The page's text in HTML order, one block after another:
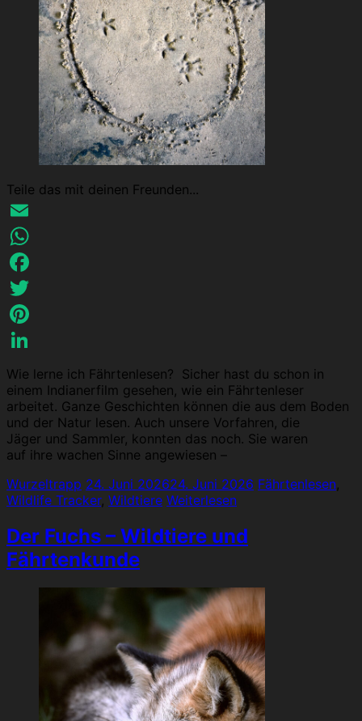
Teile das mit deinen Freunden...
Email
WhatsApp
Facebook
Twitter
Pinterest
LinkedIn
Wie lerne ich Fährtenlesen? Sicher hast du schon in
einem Indianerfilm gesehen, wie ein Fährtenleser
arbeitet. Ganze Geschichten können die aus dem Boden
und der Natur lesen. Auch unsere Vorfahren, die
Jäger und Sammler, konnten das noch. Sie waren
auf ihre wachen Sinne angewiesen –
Wurzeltrapp 24. Juni 202624. Juni 2026 Fährtenlesen,
Wildlife Tracker, Wildtiere Weiterlesen
Der Fuchs – Wildtiere und
Fährtenkunde